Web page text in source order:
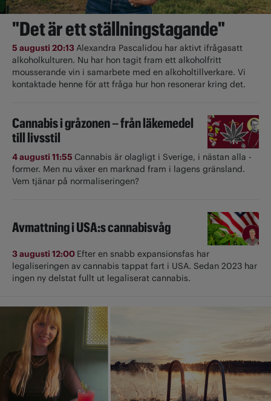
"Det är ett ställningstagande"
5 augusti 20:13Alexandra Pascalidou har aktivt ifrågasatt
alkoholkulturen. Nu har hon tagit fram ett alkoholfritt
mousserande vin i samarbete med en alkoholtillverkare. Vi
kontaktade henne för att fråga hur hon resonerar kring det.
Cannabis i gråzonen – från läkemedel
till livsstil
4 augusti 11:55 Cannabis är olagligt i ­Sverige, i nästan alla ­
former. Men nu växer en marknad fram i lagens gränsland.
Vem tjänar på normaliseringen?
Avmattning i USA:s cannabisvåg
3 augusti 12:00 Efter en snabb expansionsfas har
legaliseringen av cannabis tappat fart i USA. Sedan 2023 har
ingen ny delstat fullt ut ­legaliserat cannabis.